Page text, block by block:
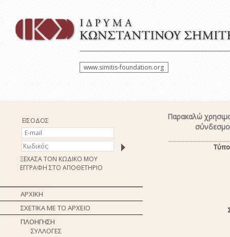
www.simitis-foundation.org
ΕΙΣΟΔΟΣ
ΞΕΧΑΣΑ ΤΟΝ ΚΩΔΙΚΟ ΜΟΥ
ΕΓΓΡΑΦΗ ΣΤΟ ΑΠΟΘΕΤΗΡΙΟ
ΑΡΧΙΚΗ
ΣΧΕΤΙΚΑ ΜΕ ΤΟ ΑΡΧΕΙΟ
ΠΛΟΗΓΗΣΗ
ΣΥΛΛΟΓΕΣ
Παρακαλώ